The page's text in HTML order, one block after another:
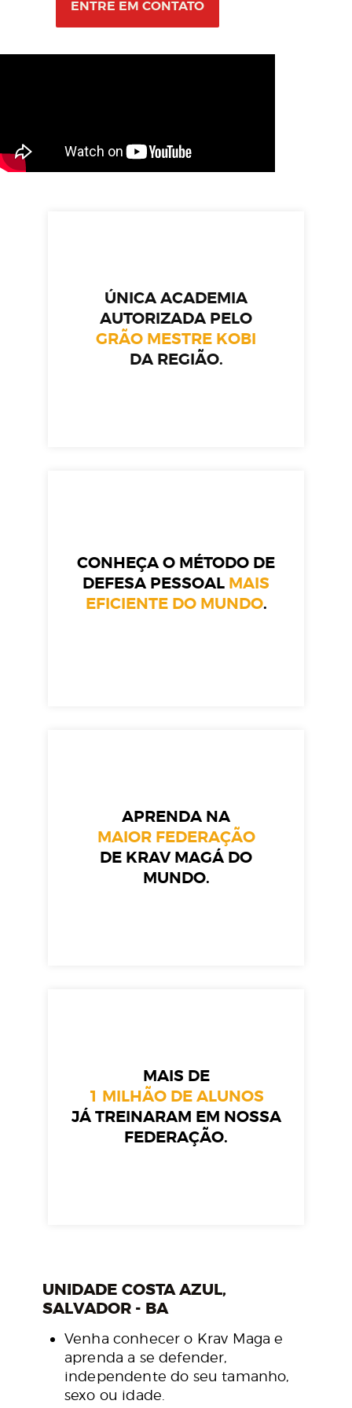
ENTRE EM CONTATO
ÚNICA ACADEMIA
AUTORIZADA PELO
GRÃO MESTRE KOBI
DA REGIÃO.
CONHEÇA O MÉTODO DE
DEFESA PESSOAL MAIS
EFICIENTE DO MUNDO.
APRENDA NA
MAIOR FEDERAÇÃO
DE KRAV MAGÁ DO
MUNDO.
MAIS DE
1 MILHÃO DE ALUNOS
JÁ TREINARAM EM NOSSA
FEDERAÇÃO.
UNIDADE COSTA AZUL,
SALVADOR - BA
Venha conhecer o Krav Maga e
aprenda a se defender,
independente do seu tamanho,
sexo ou idade.